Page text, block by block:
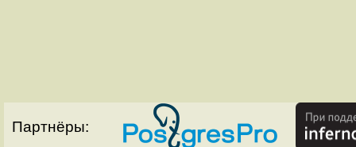
Партнёры: